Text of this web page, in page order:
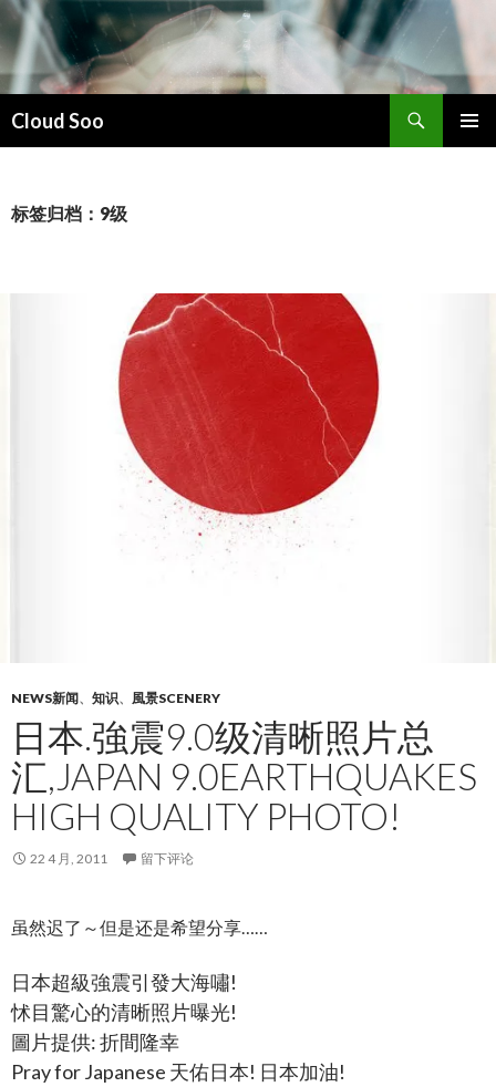
Cloud Soo
索
文
标签归档：9级
NEWS新闻、 知识、 風景SCENERY
日本.強震9.0级清晰照片总
汇,JAPAN 9.0EARTHQUAKES
HIGH QUALITY PHOTO!
22 4 月, 2011 留下评论
虽然迟了～但是还是希望分享……
日本超級強震引發大海嘯!
怵目驚心的清晰照片曝光!
圖片提供: 折間隆幸
Pray for Japanese 天佑日本! 日本加油!